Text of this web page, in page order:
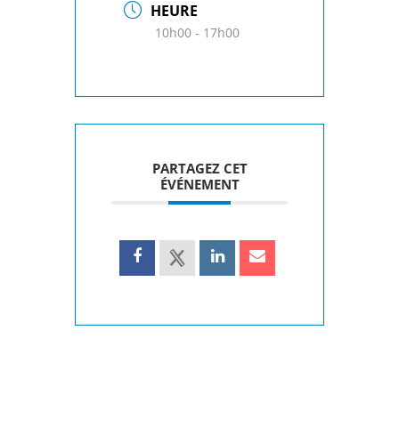
HEURE
10h00 - 17h00
PARTAGEZ CET
ÉVÉNEMENT